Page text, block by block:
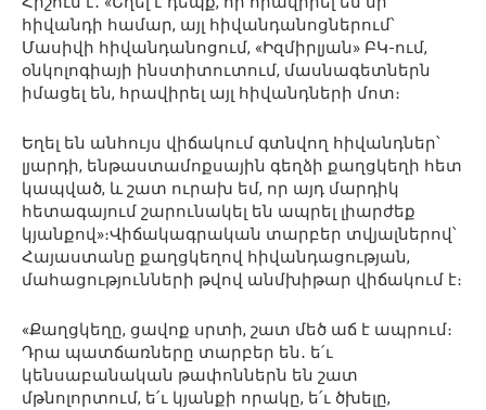
հիվանդի համար, այլ հիվանդանոցներում՝
Մասիվի հիվանդանոցում, «Իզմիրլյան» ԲԿ-ում,
օնկոլոգիայի ինստիտուտում, մասնագետներն
իմացել են, հրավիրել այլ հիվանդների մոտ։
Եղել են անհույս վիճակում գտնվող հիվանդներ՝
լյարդի, ենթաստամոքսային գեղձի քաղցկեղի հետ
կապված, և շատ ուրախ եմ, որ այդ մարդիկ
հետագայում շարունակել են ապրել լիարժեք
կյանքով»։Վիճակագրական տարբեր տվյալներով՝
Հայաստանը քաղցկեղով հիվանդացության,
մահացությունների թվով անմխիթար վիճակում է։
«Քաղցկեղը, ցավոք սրտի, շատ մեծ աճ է ապրում։
Դրա պատճառները տարբեր են․ ե՛ւ
կենսաբանական թափոններն են շատ
մթնոլորտում, ե՛ւ կյանքի որակը, ե՛ւ ծխելը,